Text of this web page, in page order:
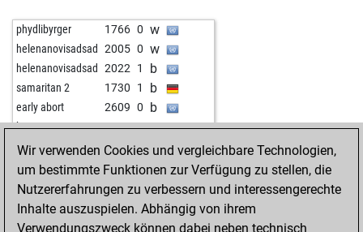
phydlibyrger 1766 0 w
helenanovisadsad 2005 0 w
helenanovisadsad 2022 1 b
samaritan 2 1730 1 b
early abort 2609 0 b
butzen 2032 0 w
fhdf 2127 0 w
khalifa 2044 1 b
dusan 1 2060 0 b
blindfish 1919 b
gierblitz 2274 0 w
Wir verwenden Cookies und vergleichbare Technologien,
um bestimmte Funktionen zur Verfügung zu stellen, die
Nutzererfahrungen zu verbessern und interessengerechte
Inhalte auszuspielen. Abhängig von ihrem
Verwendungszweck können dabei neben technisch